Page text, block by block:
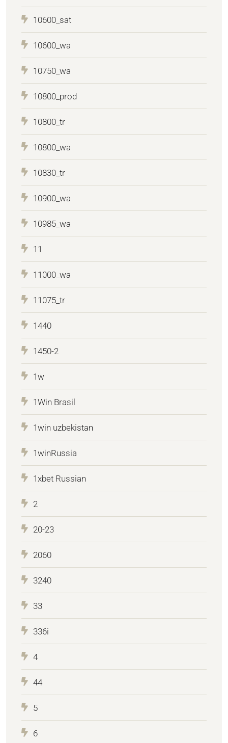
10600_sat
10600_wa
10750_wa
10800_prod
10800_tr
10800_wa
10830_tr
10900_wa
10985_wa
11
11000_wa
11075_tr
1440
1450-2
1w
1Win Brasil
1win uzbekistan
1winRussia
1xbet Russian
2
20-23
2060
3240
33
336i
4
44
5
6